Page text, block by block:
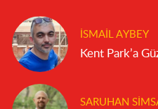
İSMAIL AYBEY
Kent Park’a
SARUHAN